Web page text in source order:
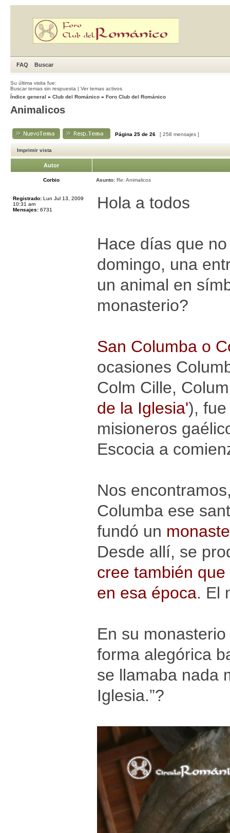
FAQ Buscar
Su última visita fue:
Buscar temas sin respuesta | Ver temas activos
Índice general » Club del Románico » Foro Club del Románico
Animalicos
Página 25 de 26 [ 258 mensajes ]
Imprimir vista
Autor
Corbio Asunto: Re: Animalicos
Registrado: Lun Jul 13, 2009
10:31 am
Mensajes: 6731 Hola a todos
Hace días que
domingo, una
un animal en
monasterio?
San Columba o
ocasiones
Colm Cille,
de la Iglesia'),
misioneros
Escocia a
Nos
Columba ese
fundó un
Desde allí, se
cree también
en esa época. El
En su
forma alegórica
se llamaba nada
Iglesia.”?